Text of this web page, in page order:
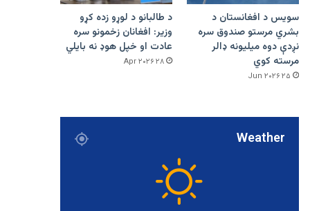
سویس د افغانستان د
بشري مرستو صندوق سره
نږدې دوه میلیونه ډالر
مرسته کوي
۲۵ Jun ۲۰۲۶
د طالبانو د لوړو زده کړو
وزیر: افغانان زخمونو سره
عادت او خپل هوډ نه بایلي
۲۸ Apr ۲۰۲۶
Weather